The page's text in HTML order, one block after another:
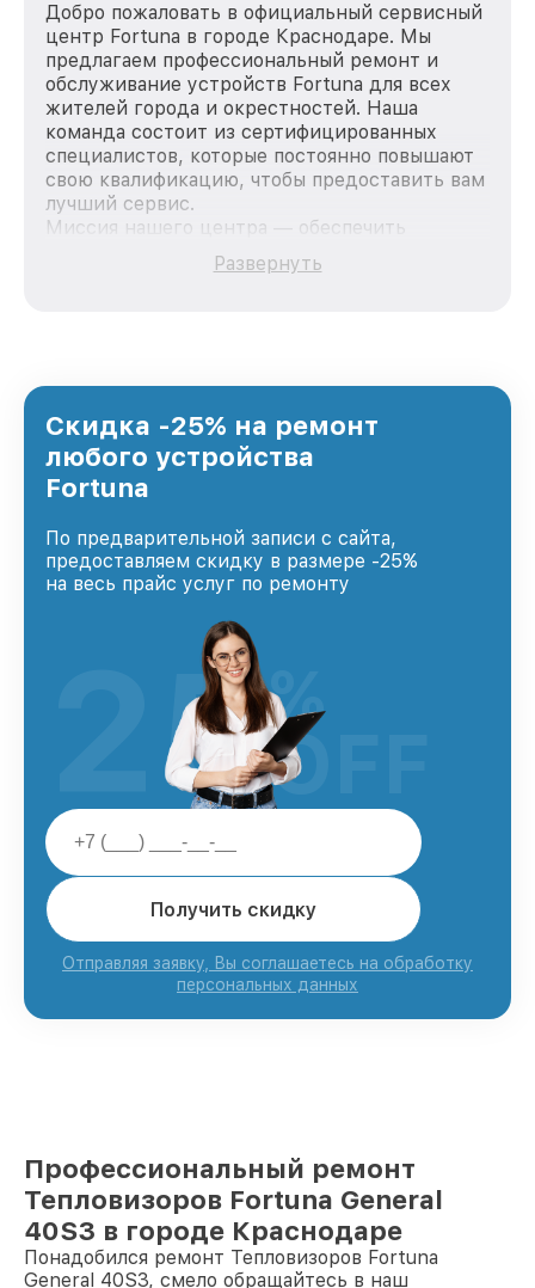
Добро пожаловать в официальный сервисный
центр Fortuna в городе Краснодаре. Мы
предлагаем профессиональный ремонт и
обслуживание устройств Fortuna для всех
жителей города и окрестностей. Наша
команда состоит из сертифицированных
специалистов, которые постоянно повышают
свою квалификацию, чтобы предоставить вам
лучший сервис.
Миссия нашего центра — обеспечить
качественный и доступный ремонт для
каждого пользователя продукции Fortuna, вне
Краснодаре, постоянно повышая уровень
доверия и лояльности наших клиентов.
Развернуть
Скидка -25% на ремонт
любого устройства
Fortuna
По предварительной записи с сайта,
предоставляем скидку в размере -25%
на весь прайс услуг по ремонту
Получить скидку
Отправляя заявку, Вы соглашаетесь на обработку
персональных данных
25%
OFF
Профессиональный ремонт
Тепловизоров Fortuna General
40S3 в городе Краснодаре
Понадобился ремонт Тепловизоров Fortuna
General 40S3, смело обращайтесь в наш